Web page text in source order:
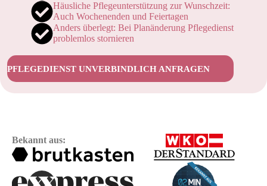
Häusliche Pflegeunterstützung zur Wunschzeit:
Auch Wochenenden und Feiertagen
Anders überlegt: Bei Planänderung Pflegedienst
problemlos stornieren
PFLEGEDIENST UNVERBINDLICH ANFRAGEN
Bekannt aus: